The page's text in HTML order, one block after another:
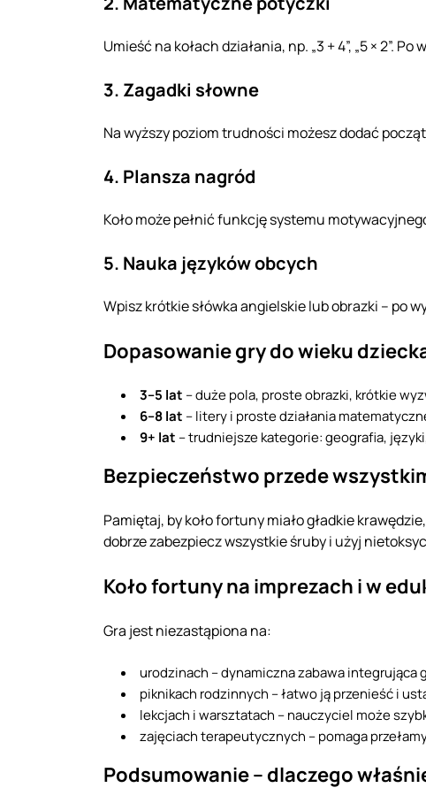
Umieść na kołach działania, np. „3 + 4”, „5 ×
3. Zagadki słowne
Na wyższy poziom trudności możesz dodać
4. Plansza nagród
Koło może pełnić funkcję systemu
5. Nauka języków obcych
Wpisz krótkie słówka angielskie lub obrazki – po
Dopasowanie gry do wieku
3–5 lat – duże pola, proste obrazki, krótkie
6–8 lat – litery i proste działania
9+ lat – trudniejsze kategorie: geografia,
Bezpieczeństwo przede
Pamiętaj, by koło fortuny miało gładkie
dobrze zabezpiecz wszystkie śruby i użyj
Koło fortuny na imprezach i w
Gra jest niezastąpiona na:
urodzinach – dynamiczna zabawa integrująca
piknikach rodzinnych – łatwo ją przenieść i
lekcjach i warsztatach – nauczyciel może
zajęciach terapeutycznych – pomaga
Podsumowanie – dlaczego